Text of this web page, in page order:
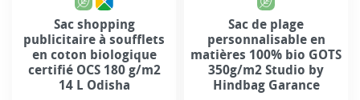
Sac shopping
publicitaire à soufflets
en coton biologique
certifié OCS 180 g/m2
14 L Odisha
Sac de plage
personnalisable en
matières 100% bio GOTS
350g/m2 Studio by
Hindbag Garance